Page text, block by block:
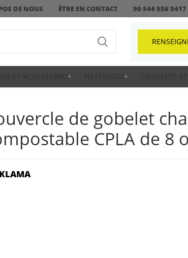
DE NOUS ÊTRE EN CONTACT 90 544 556 5417
ET ACCESSOIRES NETTOYAGE
de gobelet
CPLA de 8